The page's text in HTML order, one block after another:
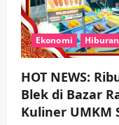
Ekonomi Hiburan
HOT NEWS:
Blek di Bazar
Kuliner UMKM